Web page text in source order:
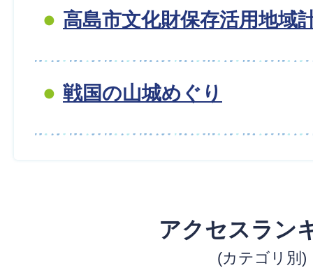
高島市文化財保存活用地域
戦国の山城めぐり
アクセスラン
(カテゴリ別)